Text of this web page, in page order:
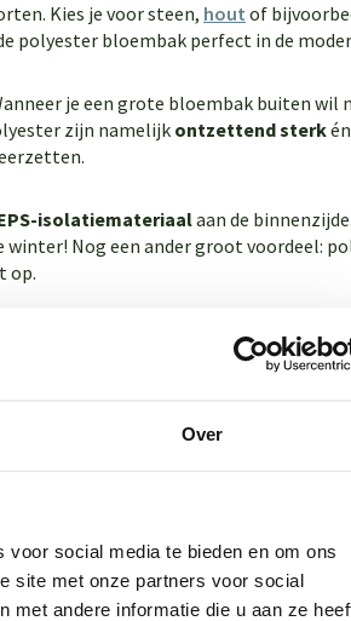
Over
social media te bieden en om ons
site met onze partners voor social
met andere informatie die u aan ze
Kies je voor steen, hout of
polyester bloembak perfect in de
je een grote bloembak buiten
zijn namelijk ontzettend sterkén
isolatiemateriaalaan de
Nog een ander groot voordeel:
op.
populairste grote bloembakken voor